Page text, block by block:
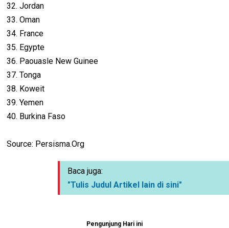
32. Jordan
33. Oman
34. France
35. Egypte
36. Paouasle New Guinee
37. Tonga
38. Koweit
39. Yemen
40. Burkina Faso
Source: Persisma.Org
Baca juga:
"Tulis Judul Artikel lain di sini"
Pengunjung Hari ini